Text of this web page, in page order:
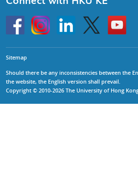
HKU
InstagramLinkedin Twitter
Go
to
HKU
Sitemap
Should there be any inconsistencies between the
the website, the English version shall prevail.
Copyright © 2010-2026 The University of Hong